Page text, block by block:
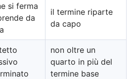
si ferma
da
il termine riparte
da capo
non oltre un
quarto in più del
termine base